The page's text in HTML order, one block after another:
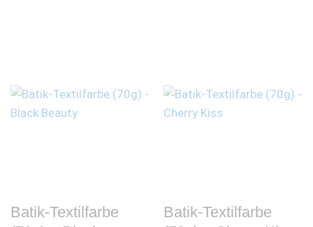
Batik-Textilfarbe
Batik-Textilfarbe